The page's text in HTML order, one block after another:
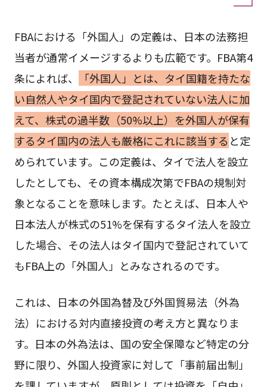
FBAにおける「外国人」の定義は、日本の法務担
当者が通常イメージするよりも広範です。FBA第4
条によれば、
「外国人」とは、タイ国籍を持たな
い自然人やタイ国内で登記されていない法人に加
えて、株式の過半数（50%以上）を外国人が保有
するタイ国内の法人も厳格にこれに該当する と定
められています。この定義は、タイで法人を設立
したとしても、その資本構成次第でFBAの規制対
象となることを意味します。たとえば、日本人や
日本法人が株式の51%を保有するタイ法人を設立
した場合、その法人はタイ国内で登記されていて
もFBA上の「外国人」とみなされるのです。
これは、日本の外国為替及び外国貿易法（外為
法）における対内直接投資の考え方と異なりま
す。日本の外為法は、国の安全保障など特定の分
野に限り、外国人投資家に対して「事前届出制」